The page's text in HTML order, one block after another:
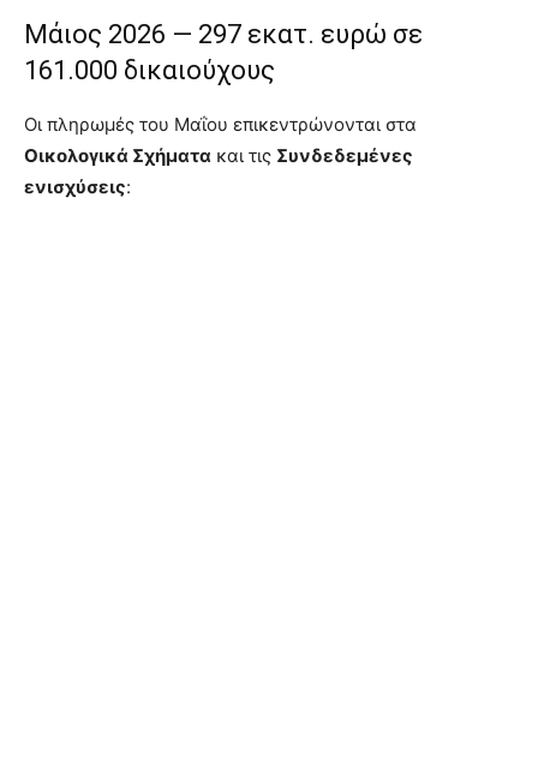
Μάιος 2026 — 297 εκατ. ευρώ σε
161.000 δικαιούχους
Οι πληρωμές του Μαΐου επικεντρώνονται στα
Οικολογικά Σχήματα και τις Συνδεδεμένες
ενισχύσεις: